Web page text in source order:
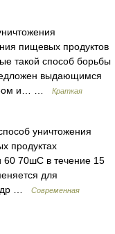
пищевых продуктов
такой способ борьбы
выдающимся
и… …
Краткая
уничтожения
продуктах
70шC в течение 15
для
др …
Современная